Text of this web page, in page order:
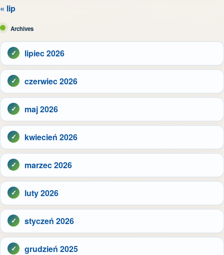
« lip
Archives
lipiec 2026
czerwiec 2026
maj 2026
kwiecień 2026
marzec 2026
luty 2026
styczeń 2026
grudzień 2025